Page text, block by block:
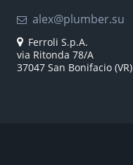
alex@plumber.su
Ferroli S.p.A.
via Ritonda 78/A
37047 San Bonifacio (VR)